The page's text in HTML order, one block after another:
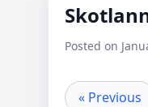
Posted on
« Previous